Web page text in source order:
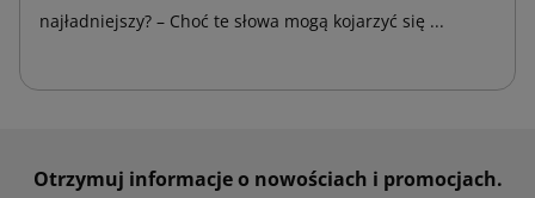
najładniejszy? – Choć te słowa mogą kojarzyć się ...
Otrzymuj informacje o nowościach i promocjach.